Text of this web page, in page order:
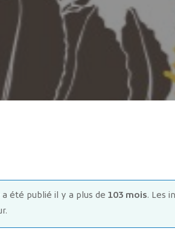
été publié il y a plus de 103 mois. Les